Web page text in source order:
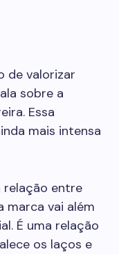
de valorizar
sobre a
Essa
mais intensa
relação entre
marca vai além
É uma relação
os laços e